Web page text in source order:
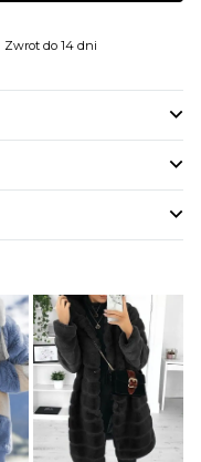
Zwrot do 14 dni